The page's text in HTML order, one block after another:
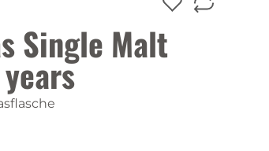
Single Malt